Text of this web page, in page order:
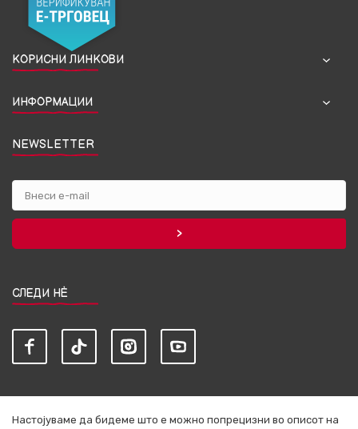
КОРИСНИ ЛИНКОВИ
ИНФОРМАЦИИ
NEWSLETTER
СЛЕДИ НЀ
Настојуваме да бидеме што е можно попрецизни во описот на